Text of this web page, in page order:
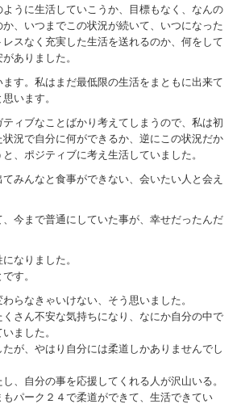
うに生活していこうか、目標もなく、なんの
、いつまでこの状況が続いて、いつになった
スなく充実した生活を送れるのか、何をして
ありました。
す。私はまだ最低限の生活をまともに出来て
います。
ィブなことばかり考えてしまうので、私は初
況で自分に何ができるか、逆にこの状況だか
、ポジティブに考え生活していました。
みんなと食事ができない、会いたい人と会え
今まで普通にしていた事が、幸せだったんだ
なりました。
す。
らなきゃいけない、そう思いました。
さん不安な気持ちになり、なにか自分の中で
ました。
が、やはり自分には柔道しかありませんでし
、自分の事を応援してくれる人が沢山いる。
パーク２４で柔道ができて、生活できてい